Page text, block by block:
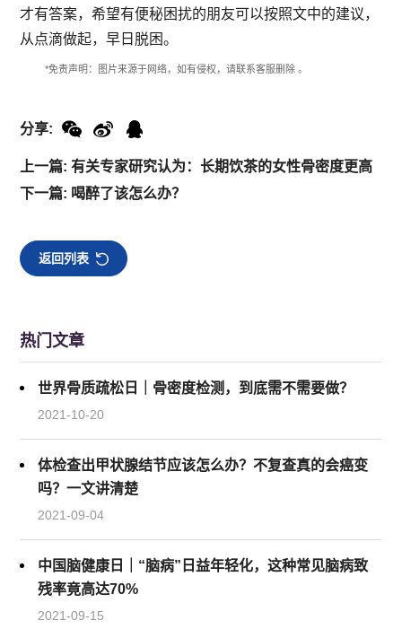
才有答案，希望有便秘困扰的朋友可以按照文中的建议，
从点滴做起，早日脱困。
*免责声明：图片来源于网络，如有侵权，请联系客服删除 。
上一篇: 有关专家研究认为：长期饮茶的女性骨密度更高
下一篇: 喝醉了该怎么办？
分享:
返回列表
热门文章
世界骨质疏松日｜骨密度检测，到底需不需要做？
2021-10-20
体检查出甲状腺结节应该怎么办？不复查真的会癌变
吗？一文讲清楚
2021-09-04
中国脑健康日｜“脑病”日益年轻化，这种常见脑病致
残率竟高达70%
2021-09-15